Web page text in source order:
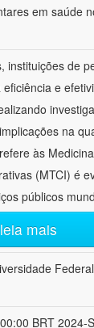
em saúde
instituições de
e
na
às
(MTCI) é
públicos
leia mais
BRT 2024-